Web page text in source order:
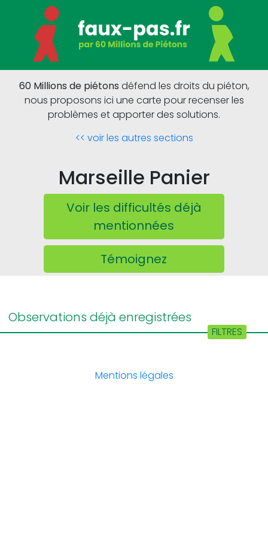
60 Millions de piétons défend les droits du piéton,
nous proposons ici une carte pour recenser les
problèmes et apporter des solutions.
<< voir les autres sections
Marseille Panier
Voir les difficultés déjà
mentionnées
Témoignez
FILTRES
Mentions légales